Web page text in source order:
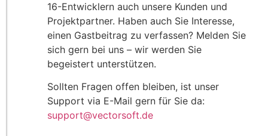
16-Entwicklern auch unsere Kunden und
Projektpartner. Haben auch Sie Interesse,
einen Gastbeitrag zu verfassen? Melden Sie
sich gern bei uns – wir werden Sie
begeistert unterstützen.
Sollten Fragen offen bleiben, ist unser
Support via E-Mail gern für Sie da:
support@vectorsoft.de